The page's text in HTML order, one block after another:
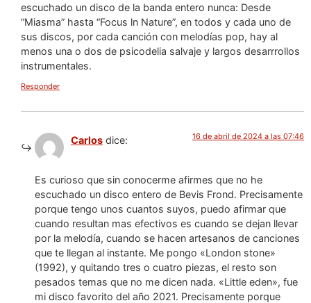
escuchado un disco de la banda entero nunca: Desde
“Miasma” hasta “Focus ln Nature”, en todos y cada uno de
sus discos, por cada canción con melodías pop, hay al
menos una o dos de psicodelia salvaje y largos desarrrollos
instrumentales.
Responder
Carlos dice: 16 de abril de 2024 a las 07:46
Es curioso que sin conocerme afirmes que no he
escuchado un disco entero de Bevis Frond. Precisamente
porque tengo unos cuantos suyos, puedo afirmar que
cuando resultan mas efectivos es cuando se dejan llevar
por la melodía, cuando se hacen artesanos de canciones
que te llegan al instante. Me pongo «London stone»
(1992), y quitando tres o cuatro piezas, el resto son
pesados temas que no me dicen nada. «Little eden», fue
mi disco favorito del año 2021. Precisamente porque